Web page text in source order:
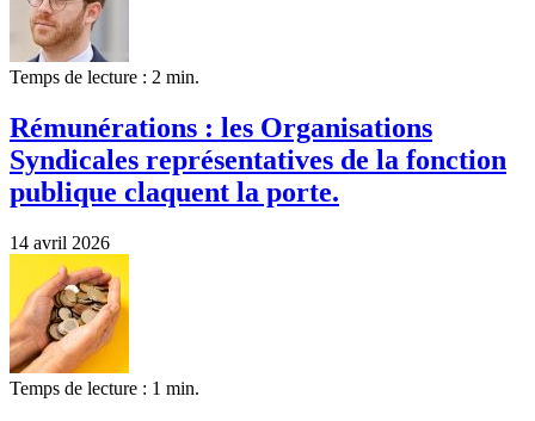
Temps de lecture : 2 min.
Rémunérations : les Organisations
Syndicales représentatives de la fonction
publique claquent la porte.
14 avril 2026
Temps de lecture : 1 min.